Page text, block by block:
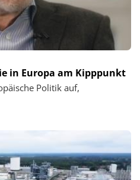
in Europa am Kipppunkt
Politik auf,